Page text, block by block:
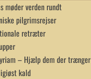
møder verden rundt
pilgrimsrejser
retræter
– Hjælp dem der trænger
kald